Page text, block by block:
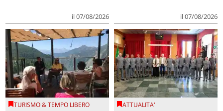
il 07/08/2026 il 07/08/2026
TURISMO & TEMPO LIBERO ATTUALITA'